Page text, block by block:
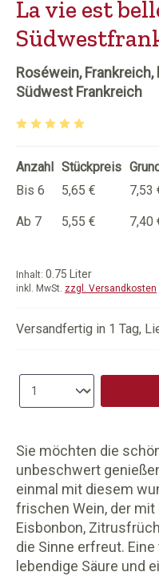
Sie möchten die
unbeschwert
einmal mit diesem
frischen Wein, der mit
Eisbonbon,
die Sinne erfreut.
lebendige Säure und
La vie est
Roséwein,
Südwest Frankreich
Anzahl Stückpreis
Bis 6 5,65 € 7,53
Ab 7 5,55 € 7,40
Inhalt: 0.75 Liter
inkl. MwSt. zzgl. Versandkosten
Versandfertig in 1 Tag,
Produkt Anzahl: